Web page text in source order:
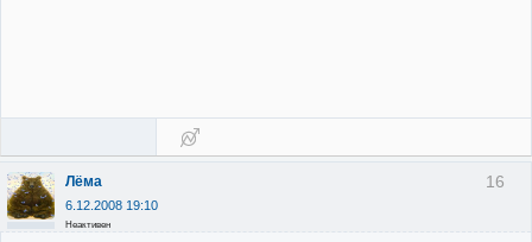
16
Лёма
6.12.2008 19:10
Неактивен